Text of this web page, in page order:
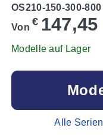
OS210-150-300-800
Von € 147,45
Modelle auf Lager
Alle